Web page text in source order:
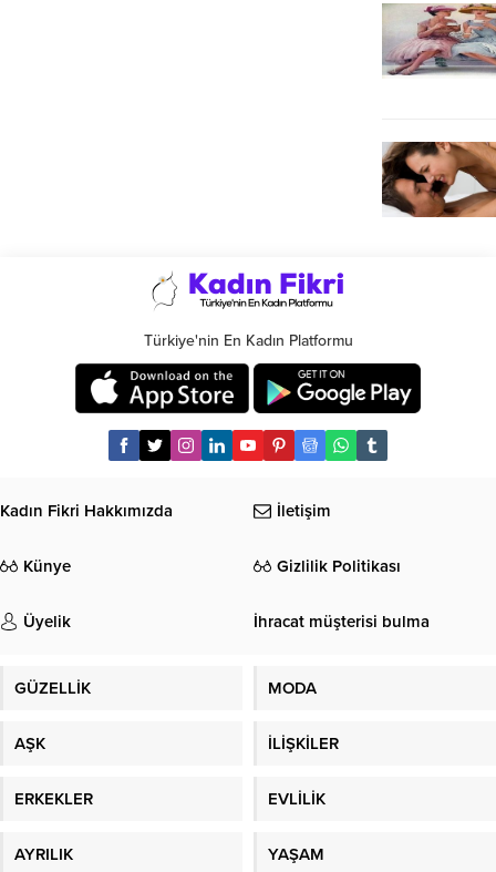
Türkiye'nin En Kadın Platformu
Kadın Fikri Hakkımızda İletişim
Künye Gizlilik Politikası
Üyelik İhracat müşterisi bulma
GÜZELLİK MODA
AŞK İLİŞKİLER
ERKEKLER EVLİLİK
AYRILIK YAŞAM